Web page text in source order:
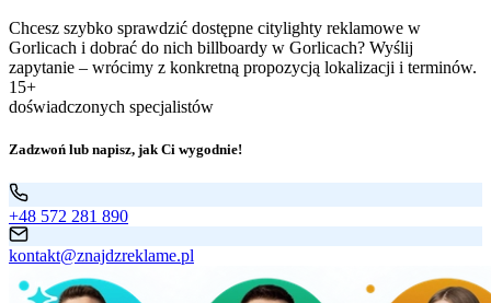
Chcesz szybko sprawdzić dostępne citylighty reklamowe w
Gorlicach i dobrać do nich billboardy w Gorlicach? Wyślij
zapytanie – wrócimy z konkretną propozycją lokalizacji i terminów.
15+
doświadczonych specjalistów
Zadzwoń lub napisz, jak Ci wygodnie!
+48 572 281 890
kontakt@znajdzreklame.pl